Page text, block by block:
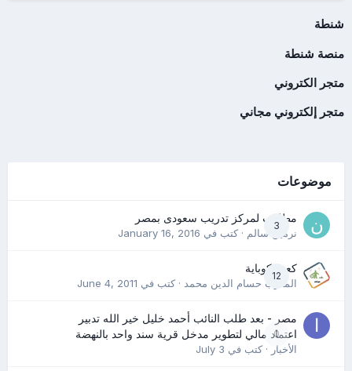
شنطة
منصة شنطة
متجر الكتروني
متجر إلكتروني مجاني
موضوعات
3
مطلوب لمركز تدريب سعودى بمصر
نرمين سالم· كتب في January 16, 2016
12
كعب كوباية
المدرب حسام الدين محمد· كتب في June 4, 2011
0
مصر - بعد طلب النائب أحمد خليل خير الله تدبير
اعتماد مالي لتطوير مدخل قرية سند واحد بالنهضة
الأخبار· كتب في July 3